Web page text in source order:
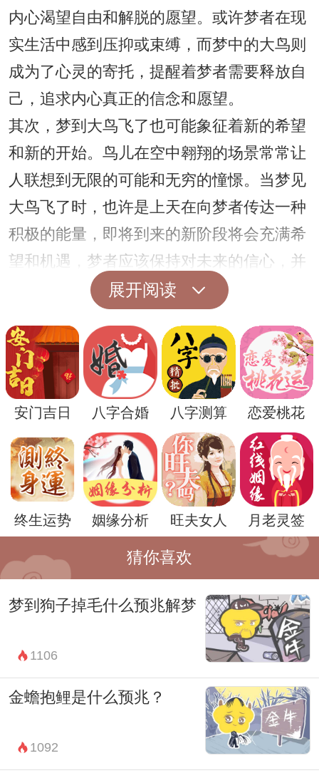
内心渴望自由和解脱的愿望。或许梦者在现
实生活中感到压抑或束缚，而梦中的大鸟则
成为了心灵的寄托，提醒着梦者需要释放自
己，追求内心真正的信念和愿望。
其次，梦到大鸟飞了也可能象征着新的希望
和新的开始。鸟儿在空中翱翔的场景常常让
人联想到无限的可能和无穷的憧憬。当梦见
大鸟飞了时，也许是上天在向梦者传达一种
积极的能量，即将到来的新阶段将会充满希
望和机遇，梦者应该保持对未来的信心，并
为之努力奋斗。
来的焦虑和不安。大鸟的飞翔场景往往发生
在高空，而高空则往往代表着梦者内心的不
确定和恐惧。梦者可能正在面对一些重要的
抉择或挑战，而梦中的大鸟则是梦者内心对
未来的一种不确定感的折射。这时梦者需要
冷静思考，找到内心的勇气，以迎接未知的
挑战。
总的来说，梦到大鸟飞了并不是一种具有明
确预示的梦境，它更多的是在提醒梦者关于
展开阅读
安门吉日 八字合婚 八字测算 恋爱桃花
终生运势 姻缘分析 旺夫女人 月老灵签
猜你喜欢
梦到狗子掉毛什么预兆解梦
1106
金蟾抱鲤是什么预兆？
1092